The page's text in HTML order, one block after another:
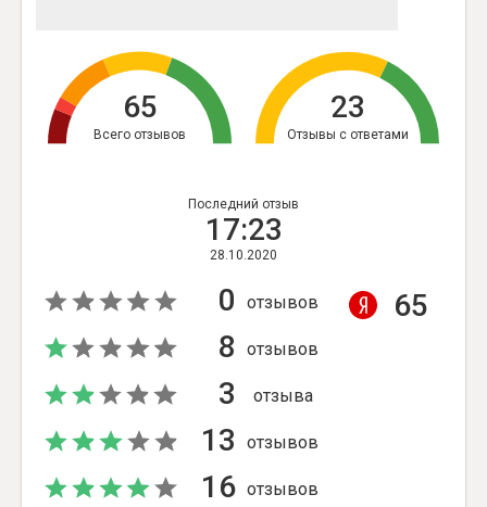
Всего отзывов
65
Отзывы с ответами
23
Последний отзыв
17:23
28.10.2020
0 отзывов
8 отзывов
3 отзыва
13 отзывов
16 отзывов
65